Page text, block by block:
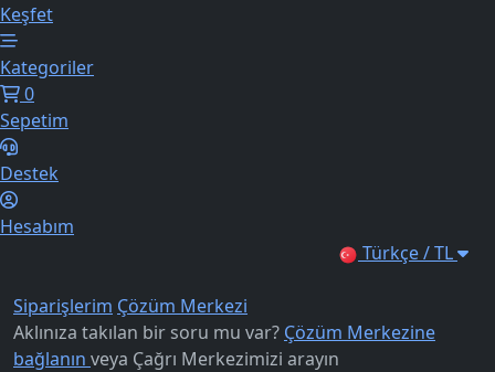
Keşfet
Kategoriler
0
Sepetim
Destek
Hesabım
Türkçe / TL
Siparişlerim Çözüm Merkezi
Aklınıza takılan bir soru mu var? Çözüm Merkezine
bağlanın veya Çağrı Merkezimizi arayın